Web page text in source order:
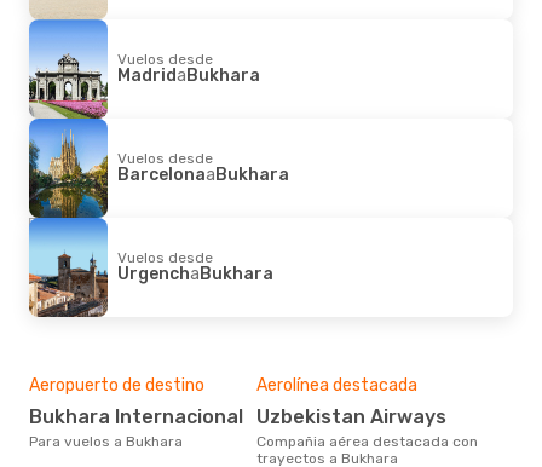
Vuelos desde
MadridaBukhara
Vuelos desde
BarcelonaaBukhara
Vuelos desde
UrgenchaBukhara
Aeropuerto de destino
Bukhara Internacional
Para vuelos a Bukhara
Aerolínea destacada
Uzbekistan Airways
Compañia aérea destacada con
trayectos a Bukhara